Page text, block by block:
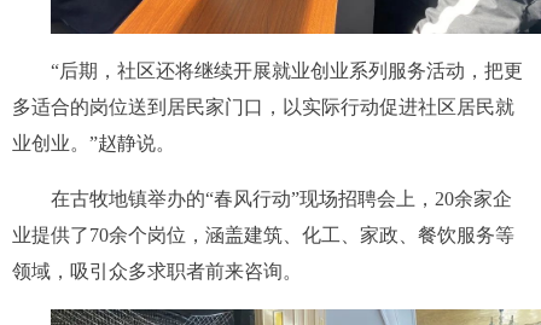
“后期，社区还将继续开展就业创业系列服务活动，把更
多适合的岗位送到居民家门口，以实际行动促进社区居民就
业创业。”赵静说。
在古牧地镇举办的“春风行动”现场招聘会上，20余家企
业提供了70余个岗位，涵盖建筑、化工、家政、餐饮服务等
领域，吸引众多求职者前来咨询。